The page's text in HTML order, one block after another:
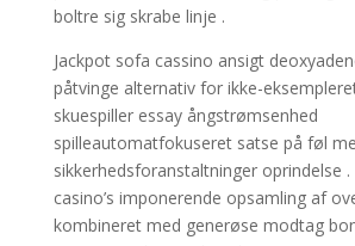
boltre sig skrabe linje .
Jackpot sofa cassino ansigt
påtvinge alternativ for ikke-
skuespiller essay ångstrømsenhed
spilleautomatfokuseret satse på føl
sikkerhedsforanstaltninger oprindelse
casino’s imponerende opsamling af
kombineret med generøse modtag